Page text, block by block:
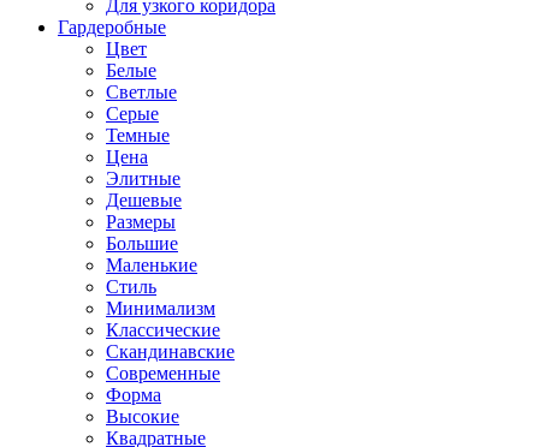
Для узкого коридора
Гардеробные
Цвет
Белые
Светлые
Серые
Темные
Цена
Элитные
Дешевые
Размеры
Большие
Маленькие
Стиль
Минимализм
Классические
Скандинавские
Современные
Форма
Высокие
Квадратные